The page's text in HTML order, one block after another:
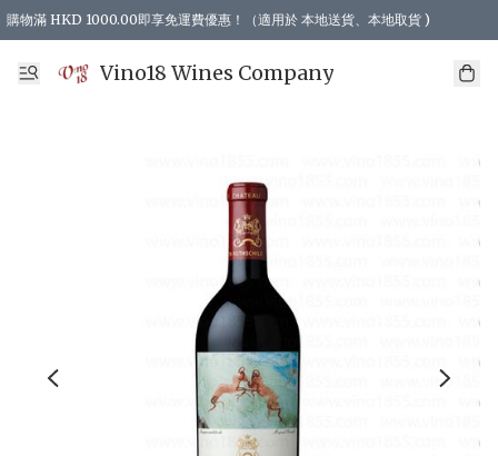
購物滿 HKD 1000.00即享免運費優惠！（適用於 本地送貨、本地取貨 )
Vino18 Wines Company